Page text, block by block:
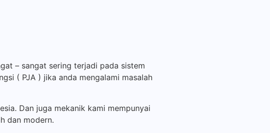
– sangat sering terjadi pada sistem
( PJA ) jika anda mengalami masalah
Dan juga mekanik kami mempunyai
dan modern.